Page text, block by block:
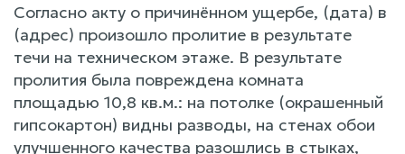
Согласно акту о причинённом ущербе, (дата) в
(адрес) произошло пролитие в результате
течи на техническом этаже. В результате
пролития была повреждена комната
площадью 10,8 кв.м.: на потолке (окрашенный
гипсокартон) видны разводы, на стенах обои
улучшенного качества разошлись в стыках,